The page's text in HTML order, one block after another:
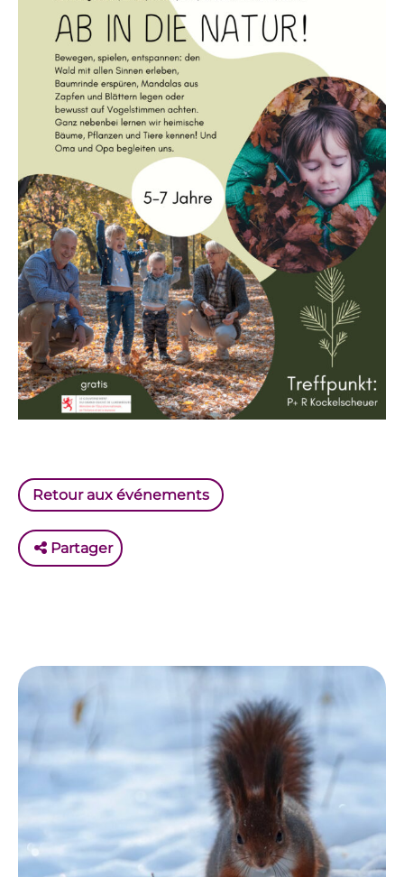
Retour aux événements
Partager